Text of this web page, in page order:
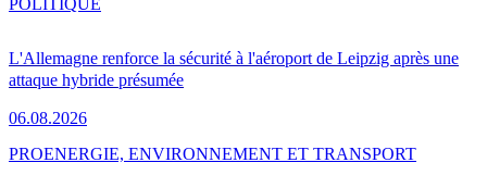
L'Allemagne renforce la sécurité à l'aéroport de Leipzig après une
attaque hybride présumée
06.08.2026
POLITIQUE
PROENERGIE, ENVIRONNEMENT ET TRANSPORT